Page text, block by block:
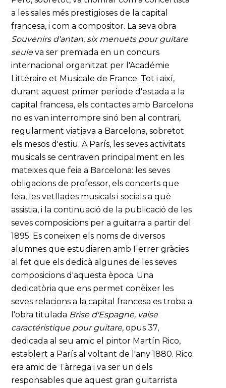
a les sales més prestigioses de la capital
francesa, i com a compositor. La seva obra
Souvenirs d’antan, six menuets pour guitare
seuleva ser premiada en un concurs
internacional organitzat per l'Académie
Littéraire et Musicale de France. Tot i així,
durant aquest primer període d'estada a la
capital francesa, els contactes amb Barcelona
no es van interrompre sinó ben al contrari,
regularment viatjava a Barcelona, sobretot
els mesos d'estiu. A París, les seves activitats
musicals se centraven principalment en les
mateixes que feia a Barcelona: les seves
obligacions de professor, els concerts que
feia, les vetllades musicals i socials a què
assistia, i la continuació de la publicació de les
seves composicions per a guitarra a partir del
1895. Es coneixen els noms de diversos
alumnes que estudiaren amb Ferrer gràcies
al fet que els dedicà algunes de les seves
composicions d'aquesta època. Una
dedicatòria que ens permet conèixer les
seves relacions a la capital francesa es troba a
l'obra titulada Brise d'Espagne, valse
caractéristique pour guitare,opus 37,
dedicada al seu amic el pintor Martín Rico,
establert a París al voltant de l'any 1880. Rico
era amic de Tàrrega i va ser un dels
responsables que aquest gran guitarrista